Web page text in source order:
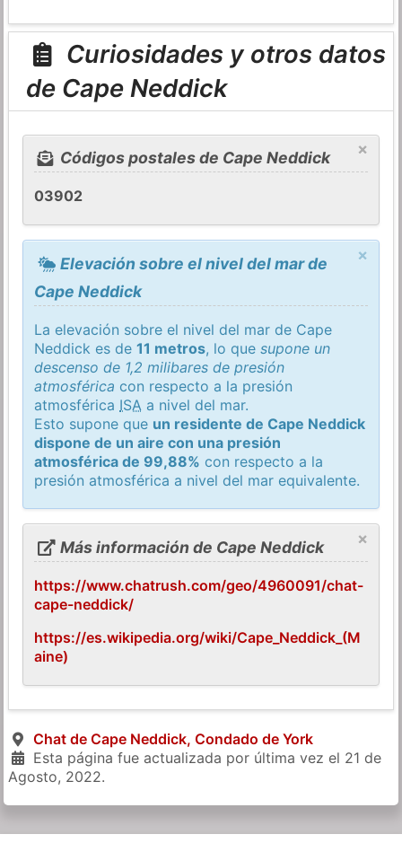
Curiosidades y otros datos
de Cape Neddick
×
Códigos postales de Cape Neddick
03902
×
Elevación sobre el nivel del mar de
Cape Neddick
La elevación sobre el nivel del mar de Cape
Neddick es de11 metros, lo quesupone un
descenso de 1,2 milibares de presión
atmosférica con respecto a la presión
atmosférica ISA a nivel del mar.
Esto supone que un residente de Cape Neddick
dispone de un aire con una presión
atmosférica de 99,88% con respecto a la
presión atmosférica a nivel del mar equivalente.
×
Más información de Cape Neddick
https://www.chatrush.com/geo/4960091/chat-
cape-neddick/
https://es.wikipedia.org/wiki/Cape_Neddick_(M
aine)
Chat de Cape Neddick, Condado de York
Esta página fue actualizada por última vez el 21 de
Agosto, 2022.